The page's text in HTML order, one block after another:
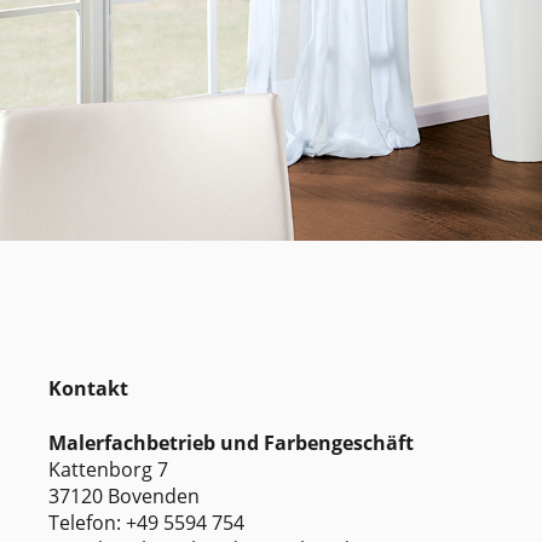
Kontakt
Malerfachbetrieb und Farbengeschäft
Kattenborg 7
37120 Bovenden
Telefon: +49 5594 754